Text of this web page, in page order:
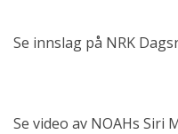
Se innslag på NRK
Se video av NOAHs Siri